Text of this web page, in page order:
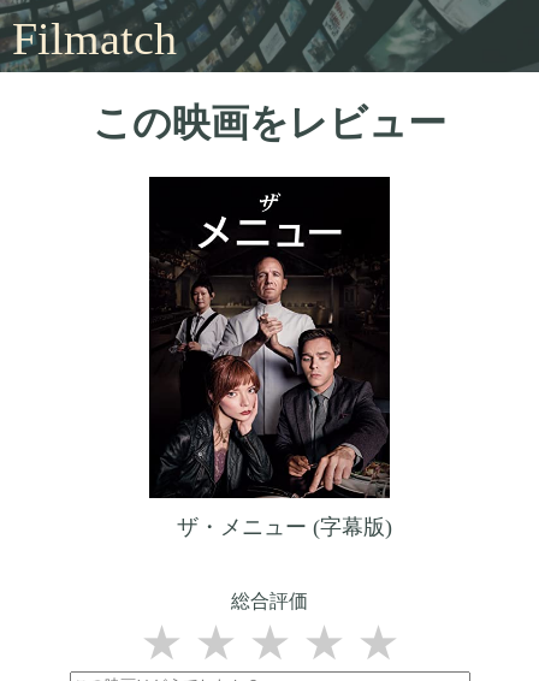
Filmatch
この映画をレビュー
ザ・メニュー (字幕版)
総合評価
★
★
★
★
★